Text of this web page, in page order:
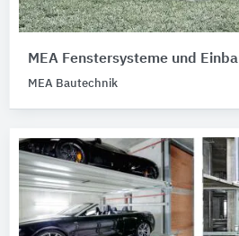
MEA Fenstersysteme und
MEA Bautechnik